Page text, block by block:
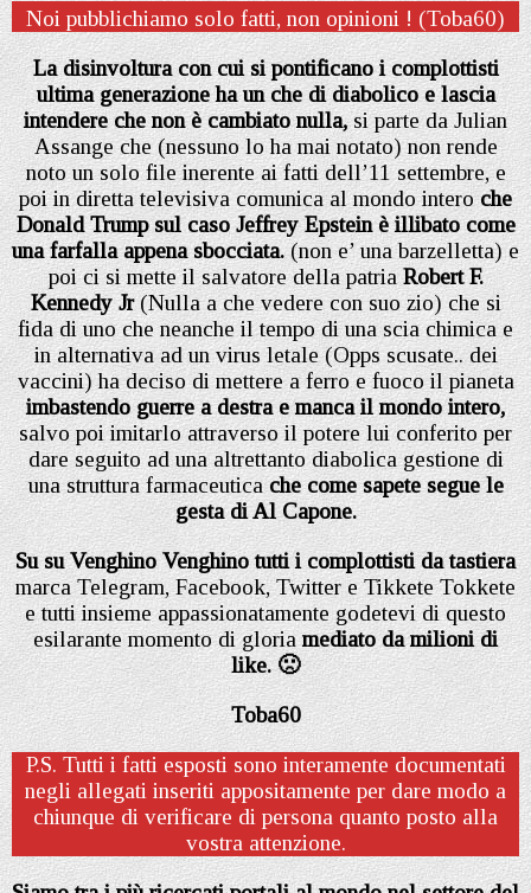
Noi pubblichiamo solo fatti, non opinioni ! (Toba60)
La disinvoltura con cui si pontificano i complottisti
ultima generazione ha un che di diabolico e lascia
intendere che non è cambiato nulla,si parte da Julian
Assange che (nessuno lo ha mai notato) non rende
noto un solo file inerente ai fatti dell’11 settembre, e
poi in diretta televisiva comunica al mondo interoche
Donald Trump sul caso Jeffrey Epstein è illibato come
una farfalla appena sbocciata.(non e’ una barzelletta) e
poi ci si mette il salvatore della patria Robert F.
Kennedy Jr(Nulla a che vedere con suo zio) che si
fida di uno che neanche il tempo di una scia chimica e
in alternativa ad un virus letale (Opps scusate.. dei
vaccini) ha deciso di mettere a ferro e fuoco il pianeta
imbastendo guerre a destra e manca il mondo intero,
salvo poi imitarlo attraverso il potere lui conferito per
dare seguito ad una altrettanto diabolica gestione di
una struttura farmaceuticache come sapete segue le
gesta di Al Capone.
Su su Venghino Venghino tutti i complottisti da tastiera
marca Telegram, Facebook, Twitter e Tikkete Tokkete
e tutti insieme appassionatamente godetevi di questo
esilarante momento di gloria mediato da milioni di
like. 🙁
Toba60
P.S. Tutti i fatti esposti sono interamente documentati
negli allegati inseriti appositamente per dare modo a
chiunque di verificare di persona quanto posto alla
vostra attenzione.